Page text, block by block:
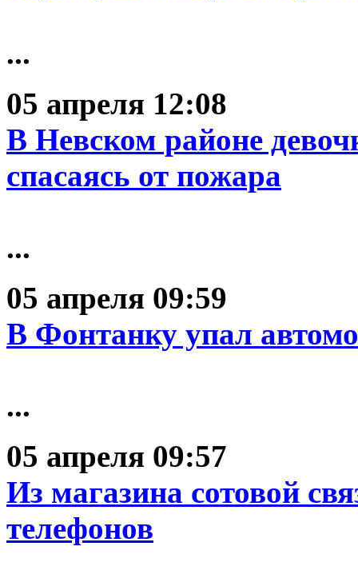
...
05 апреля 12:08
В Невском районе
спасаясь от пожара
...
05 апреля 09:59
В Фонтанку упал
...
05 апреля 09:57
Из магазина сотовой
телефонов